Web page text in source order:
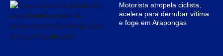
Motorista atropela ciclista,
acelera para derrubar vítima
e foge em Arapongas